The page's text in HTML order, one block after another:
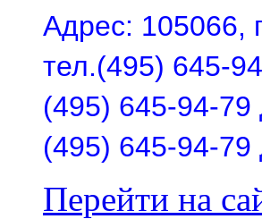
Адрес: 105066,
тел.(495) 645-
(495) 645-94-79
(495) 645-94-79
Перейти на